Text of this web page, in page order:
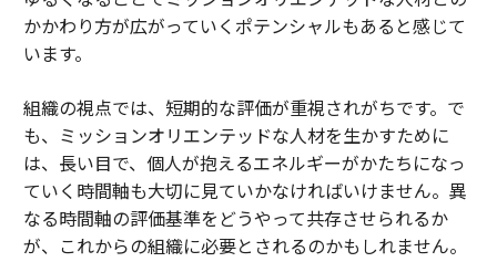
かかわり方が広がっていくポテンシャルもあると感じて
います。
組織の視点では、短期的な評価が重視されがちです。で
も、ミッションオリエンテッドな人材を生かすために
は、長い目で、個人が抱えるエネルギーがかたちになっ
ていく時間軸も大切に見ていかなければいけません。異
なる時間軸の評価基準をどうやって共存させられるか
が、これからの組織に必要とされるのかもしれません。